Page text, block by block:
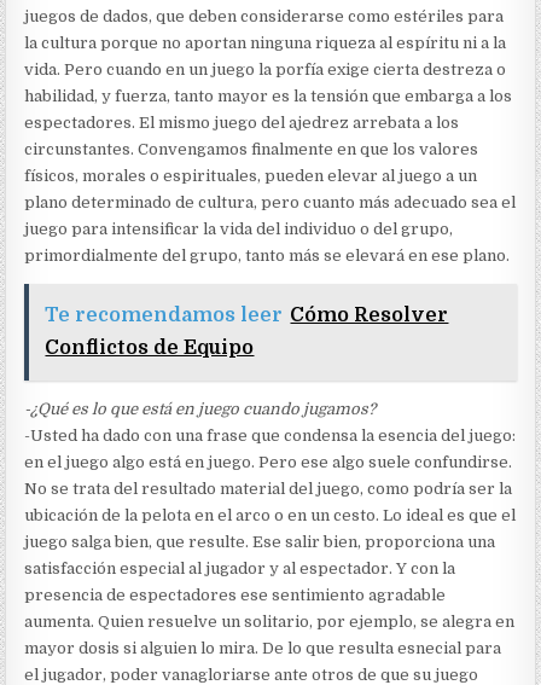
juegos de dados, que deben considerarse como estériles para
la cultura porque no aportan ninguna riqueza al espíritu ni a la
vida. Pero cuando en un juego la porfía exige cierta destreza o
habilidad, y fuerza, tanto mayor es la tensión que embarga a los
espectadores. El mismo juego del ajedrez arrebata a los
circunstantes. Convengamos finalmente en que los valores
físicos, morales o espirituales, pueden elevar al juego a un
plano determinado de cultura, pero cuanto más adecuado sea el
juego para intensificar la vida del individuo o del grupo,
primordialmente del grupo, tanto más se elevará en ese plano.
Te recomendamos leer Cómo Resolver
Conflictos de Equipo
-¿Qué es lo que está en juego cuando jugamos?
-Usted ha dado con una frase que condensa la esencia del juego:
en el juego algo está en juego. Pero ese algo suele confundirse.
No se trata del resultado material del juego, como podría ser la
ubicación de la pelota en el arco o en un cesto. Lo ideal es que el
juego salga bien, que resulte. Ese salir bien, proporciona una
satisfacción especial al jugador y al espectador. Y con la
presencia de espectadores ese sentimiento agradable
aumenta. Quien resuelve un solitario, por ejemplo, se alegra en
mayor dosis si alguien lo mira. De lo que resulta esnecial para
el jugador, poder vanagloriarse ante otros de que su juego